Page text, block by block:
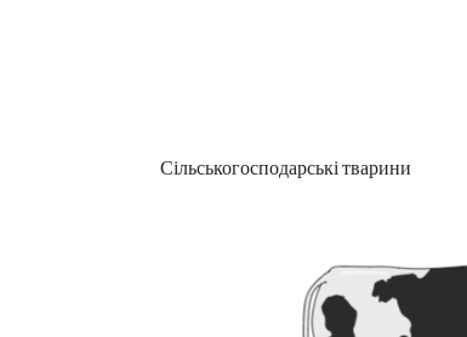
Сільськогосподарські тварини